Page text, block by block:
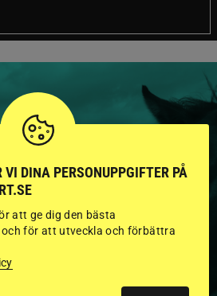
HINGSTAR ONLINE
HINGSTAR I
MED
OCH FAKTA
DINA PERSONUPPGIFTER PÅ
att ge dig den bästa
för att utveckla och förbättra